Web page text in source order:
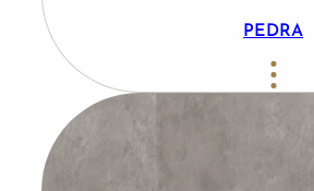
PEDRA